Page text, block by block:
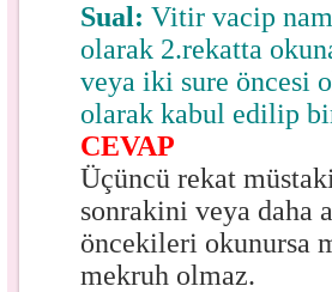
Sual: Vitir vacip
olarak 2.rekatta
veya iki sure öncesi
olarak kabul edilip
CEVAP
Üçüncü rekat
sonrakini veya daha
öncekileri okunursa
mekruh olmaz.